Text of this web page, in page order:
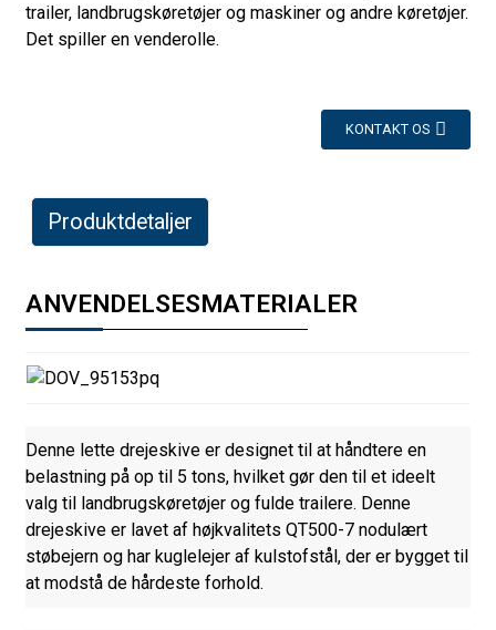
trailer, landbrugskøretøjer og maskiner og andre køretøjer.
Det spiller en venderolle.
KONTAKT OS
Produktdetaljer
ANVENDELSESMATERIALER
Denne lette drejeskive er designet til at håndtere en
belastning på op til 5 tons, hvilket gør den til et ideelt
valg til landbrugskøretøjer og fulde trailere. Denne
drejeskive er lavet af højkvalitets QT500-7 nodulært
støbejern og har kuglelejer af kulstofstål, der er bygget til
at modstå de hårdeste forhold.